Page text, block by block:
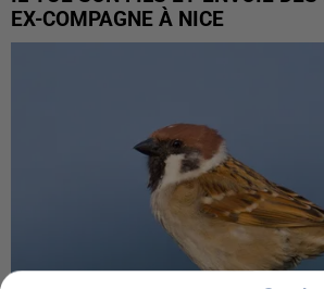
EX-COMPAGNE À NICE